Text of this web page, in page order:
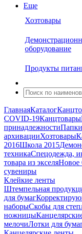
Еще
Хозтовары
оборудование
Продукты
ГлавнаяКаталог
COVID-19Канцтовары
принадлежности
архивацииХозтовары
2016Школа 2015
техникаСпецодежда,
товара из экселяНовое
сувениры
Клейкие ленты
Штемпельная
для бумаг
наборыСкобы для
ножницы
мелочиЛотки для